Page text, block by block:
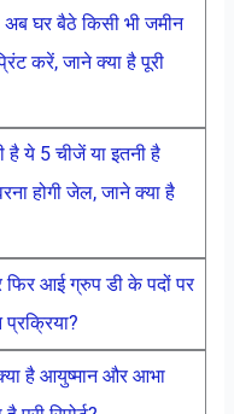
घर बैठे किसी भी जमीन
करें, जाने क्या है पूरी
ये 5 चीजें या इतनी है
होगी जेल, जाने क्या है
आई ग्रुप डी के पदों पर
प्रक्रिया?
है आयुष्मान और आभा